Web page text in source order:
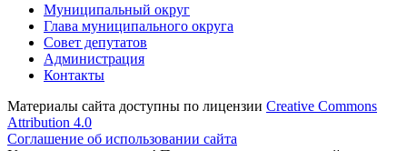
Муниципальный округ
Глава муниципального округа
Совет депутатов
Администрация
Контакты
Материалы сайта доступны по лицензии Creative Commons
Attribution 4.0
Соглашение об использовании сайта